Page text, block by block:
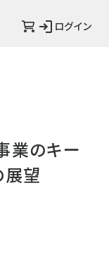
ログイン
業のキー
望